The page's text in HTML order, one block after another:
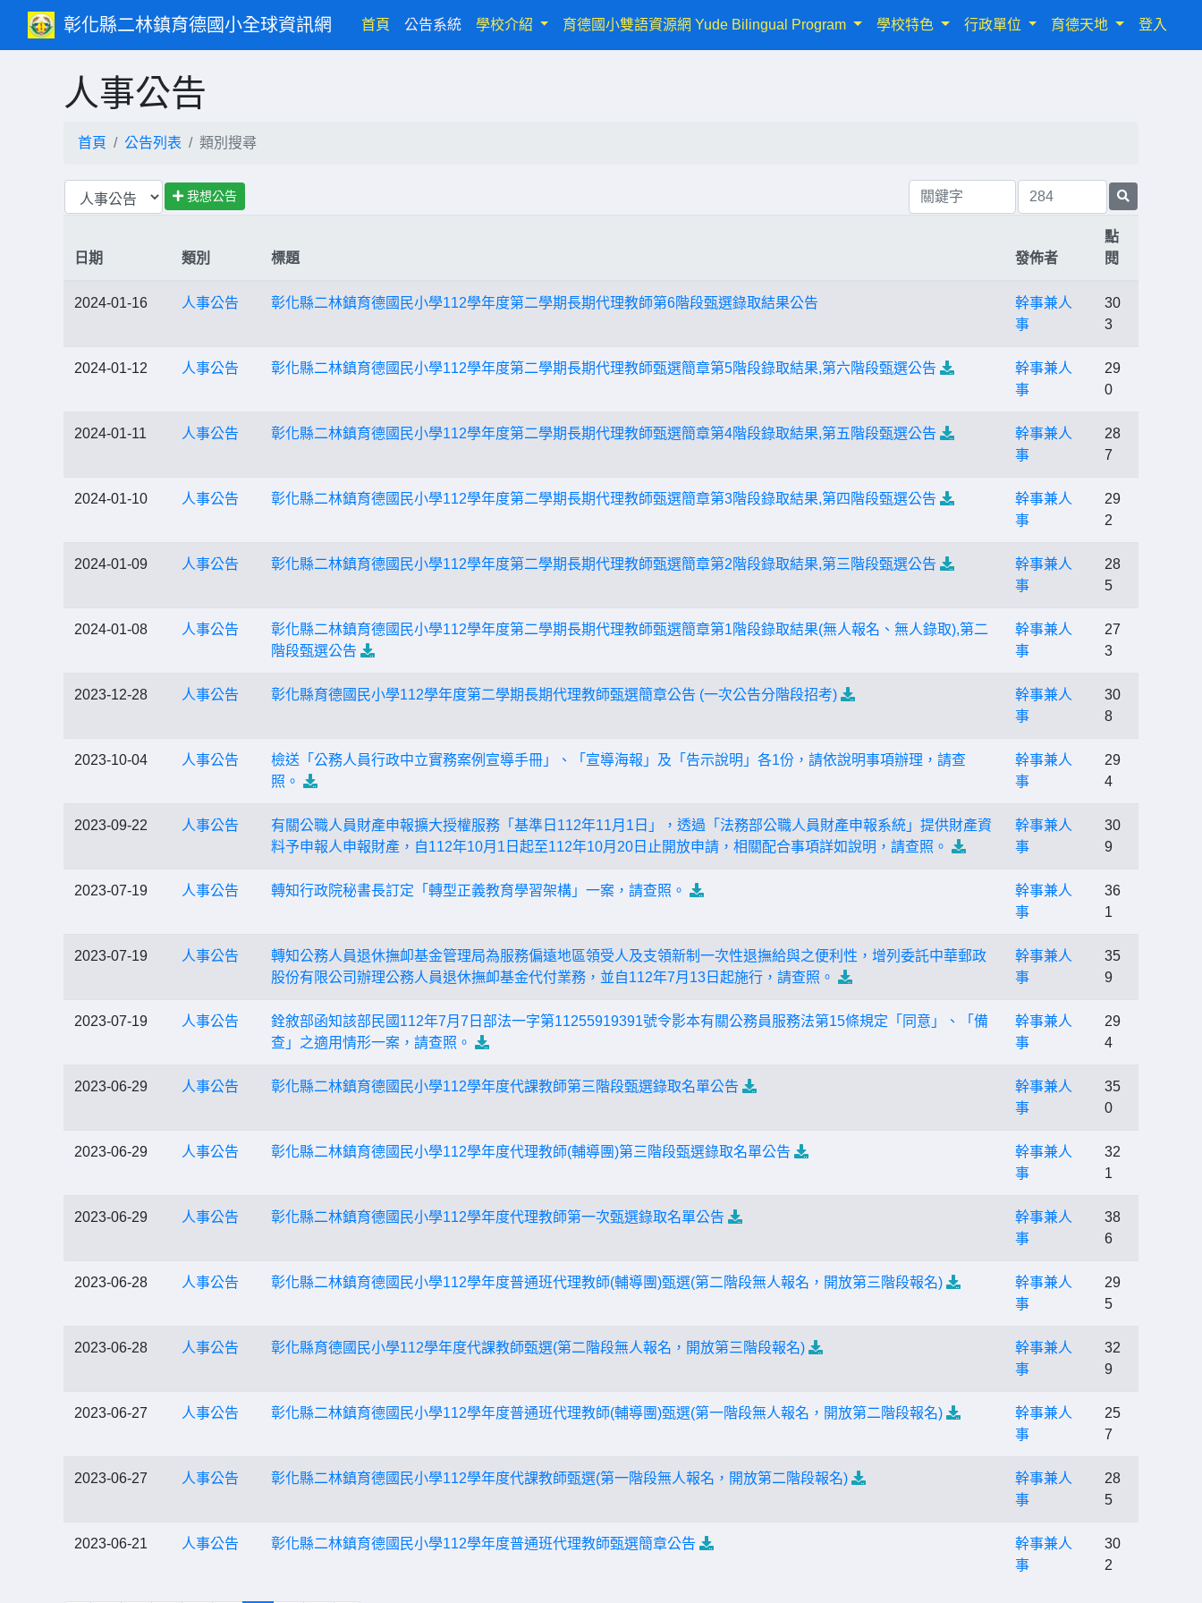
彰化縣二林鎮育德國小全球資訊網 首頁(current)
公告系統 學校介紹 育德國小雙語資源網 Yude Bilingual Program 學校特色 行政單位 育德天地 登入
人事公告
首頁 公告列表 類別搜尋
我想公告
日期 類別 標題 發佈者
點
閱
2024-01-16 人事公告 彰化縣二林鎮育德國民小學112學年度第二學期長期代理教師第6階段甄選錄取結果公告
幹事兼人
事
30
3
2024-01-12 人事公告 彰化縣二林鎮育德國民小學112學年度第二學期長期代理教師甄選簡章第5階段錄取結果,第六階段甄選公告
幹事兼人
事
29
0
2024-01-11 人事公告 彰化縣二林鎮育德國民小學112學年度第二學期長期代理教師甄選簡章第4階段錄取結果,第五階段甄選公告
幹事兼人
事
28
7
2024-01-10 人事公告 彰化縣二林鎮育德國民小學112學年度第二學期長期代理教師甄選簡章第3階段錄取結果,第四階段甄選公告
幹事兼人
事
29
2
2024-01-09 人事公告 彰化縣二林鎮育德國民小學112學年度第二學期長期代理教師甄選簡章第2階段錄取結果,第三階段甄選公告
幹事兼人
事
28
5
2024-01-08 人事公告
彰化縣二林鎮育德國民小學112學年度第二學期長期代理教師甄選簡章第1階段錄取結果(無人報名、無人錄取),第二
階段甄選公告
幹事兼人
事
27
3
2023-12-28 人事公告 彰化縣育德國民小學112學年度第二學期長期代理教師甄選簡章公告 (一次公告分階段招考)
幹事兼人
事
30
8
2023-10-04 人事公告
檢送「公務人員行政中立實務案例宣導手冊」、「宣導海報」及「告示說明」各1份，請依說明事項辦理，請查
照。
幹事兼人
事
29
4
2023-09-22 人事公告
有關公職人員財產申報擴大授權服務「基準日112年11月1日」，透過「法務部公職人員財產申報系統」提供財產資
料予申報人申報財產，自112年10月1日起至112年10月20日止開放申請，相關配合事項詳如說明，請查照。
幹事兼人
事
30
9
2023-07-19 人事公告 轉知行政院秘書長訂定「轉型正義教育學習架構」一案，請查照。
幹事兼人
事
36
1
2023-07-19 人事公告
轉知公務人員退休撫卹基金管理局為服務偏遠地區領受人及支領新制一次性退撫給與之便利性，增列委託中華郵政
股份有限公司辦理公務人員退休撫卹基金代付業務，並自112年7月13日起施行，請查照。
幹事兼人
事
35
9
2023-07-19 人事公告
銓敘部函知該部民國112年7月7日部法一字第11255919391號令影本有關公務員服務法第15條規定「同意」、「備
查」之適用情形一案，請查照。
幹事兼人
事
29
4
2023-06-29 人事公告 彰化縣二林鎮育德國民小學112學年度代課教師第三階段甄選錄取名單公告
幹事兼人
事
35
0
2023-06-29 人事公告 彰化縣二林鎮育德國民小學112學年度代理教師(輔導團)第三階段甄選錄取名單公告
幹事兼人
事
32
1
2023-06-29 人事公告 彰化縣二林鎮育德國民小學112學年度代理教師第一次甄選錄取名單公告
幹事兼人
事
38
6
2023-06-28 人事公告 彰化縣二林鎮育德國民小學112學年度普通班代理教師(輔導團)甄選(第二階段無人報名，開放第三階段報名)
幹事兼人
事
29
5
2023-06-28 人事公告 彰化縣育德國民小學112學年度代課教師甄選(第二階段無人報名，開放第三階段報名)
幹事兼人
事
32
9
2023-06-27 人事公告 彰化縣二林鎮育德國民小學112學年度普通班代理教師(輔導團)甄選(第一階段無人報名，開放第二階段報名)
幹事兼人
事
25
7
2023-06-27 人事公告 彰化縣二林鎮育德國民小學112學年度代課教師甄選(第一階段無人報名，開放第二階段報名)
幹事兼人
事
28
5
2023-06-21 人事公告 彰化縣二林鎮育德國民小學112學年度普通班代理教師甄選簡章公告
幹事兼人
事
30
2